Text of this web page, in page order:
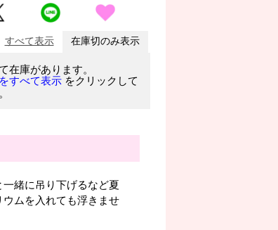
すべて表示 在庫切のみ表示
在庫があります。
すべて表示 をクリックして
緒に吊り下げるなど夏
ムを入れても浮きませ